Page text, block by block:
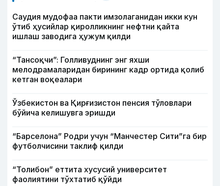
Саудия мудофаа пакти имзолаганидан икки кун
ўтиб ҳусийлар қиролликнинг нефтни қайта
ишлаш заводига ҳужум қилди
“Тансоқчи”: Голливуднинг энг яхши
мелодрамаларидан бирининг кадр ортида қолиб
кетган воқеалари
Ўзбекистон ва Қирғизистон пенсия тўловлари
бўйича келишувга эришди
“Барселона” Родри учун “Манчестер Сити”га бир
футболчисини таклиф қилди
“Толибон” еттита хусусий университет
фаолиятини тўхтатиб қўйди